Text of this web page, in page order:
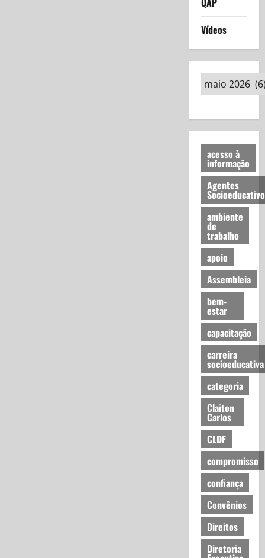
Vídeos
acesso à
informação
Agentes
ambiente
de
trabalho
apoio
Assembleia
bem-
estar
capacitação
carreira
socioeducativa
categoria
Claiton
Carlos
CLDF
compromisso
confiança
Convênios
Direitos
Diretoria